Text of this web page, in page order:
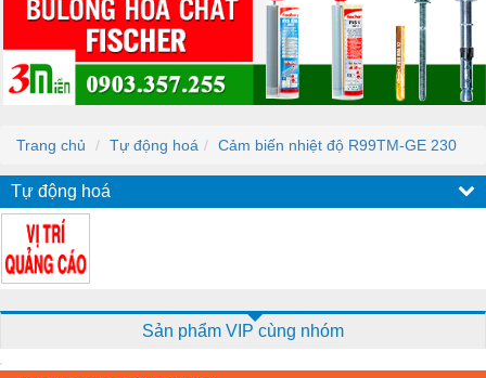
Trang chủ Tự động hoá Cảm biến nhiệt độ R99TM-GE 230
Tự động hoá
Sản phẩm VIP cùng nhóm